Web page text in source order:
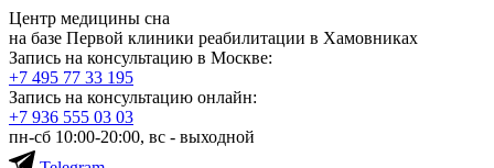
Центр медицины сна
на базе Первой клиники реабилитации в Хамовниках
Запись на консультацию в Москве:
+7 495 77 33 195
Запись на консультацию онлайн:
+7 936 555 03 03
пн-сб 10:00-20:00, вс - выходной